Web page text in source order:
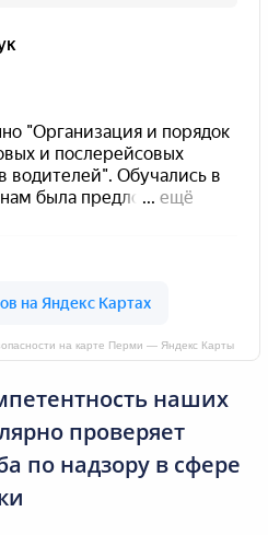
на карте Перми — Яндекс Карты
наших
проверяет
по надзору в сфере